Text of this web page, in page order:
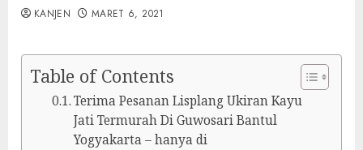
KANJEN MARET 6, 2021
Table of Contents
Terima Pesanan Lisplang Ukiran Kayu
Jati Termurah Di Guwosari Bantul
Yogyakarta – hanya di